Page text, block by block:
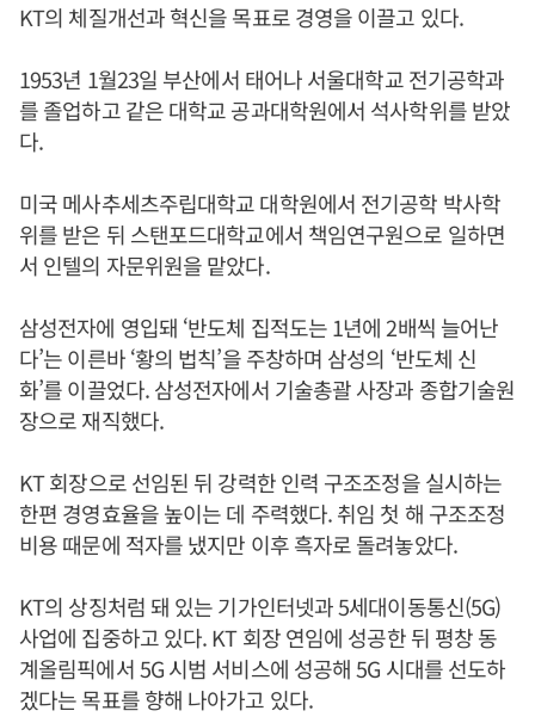
KT의 체질개선과 혁신을 목표로 경영을 이끌고 있다.
1953년 1월23일 부산에서 태어나 서울대학교 전기공학과
를 졸업하고 같은 대학교 공과대학원에서 석사학위를 받았
다.
미국 메사추세츠주립대학교 대학원에서 전기공학 박사학
위를 받은 뒤 스탠포드대학교에서 책임연구원으로 일하면
서 인텔의 자문위원을 맡았다.
삼성전자에 영입돼 ‘반도체 집적도는 1년에 2배씩 늘어난
다’는 이른바 ‘황의 법칙’을 주창하며 삼성의 ‘반도체 신
화’를 이끌었다. 삼성전자에서 기술총괄 사장과 종합기술원
장으로 재직했다.
KT 회장으로 선임된 뒤 강력한 인력 구조조정을 실시하는
한편 경영효율을 높이는 데 주력했다. 취임 첫 해 구조조정
비용 때문에 적자를 냈지만 이후 흑자로 돌려놓았다.
KT의 상징처럼 돼 있는 기가인터넷과 5세대이동통신(5G)
사업에 집중하고 있다. KT 회장 연임에 성공한 뒤 평창 동
계올림픽에서 5G 시범 서비스에 성공해 5G 시대를 선도하
겠다는 목표를 향해 나아가고 있다.